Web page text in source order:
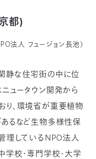
都)
法人 フュージョン長池）
静な住宅街の中に位
ュータウン開発から
り、環境省が重要植物
るなど生物多様性保
理しているNPO法人
学校・専門学校・大学